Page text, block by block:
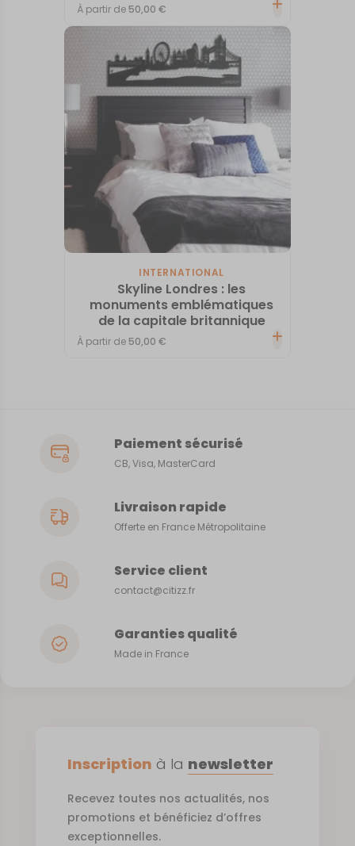
À partir de 50,00€
INTERNATIONAL
Skyline Londres : les
monuments emblématiques
de la capitale britannique
À partir de 50,00€
Paiement sécurisé
CB, Visa, MasterCard
Livraison rapide
Offerte en France Métropolitaine
Service client
contact@citizz.fr
Garanties qualité
Made in France
Inscription à la newsletter
Recevez toutes nos actualités, nos
promotions et bénéficiez d’offres
exceptionnelles.